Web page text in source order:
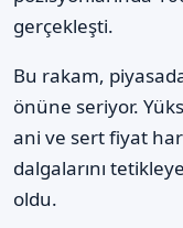
gerçekleşti.
Bu rakam,
önüne seriyor.
ani ve sert fiyat
dalgalarını
oldu.